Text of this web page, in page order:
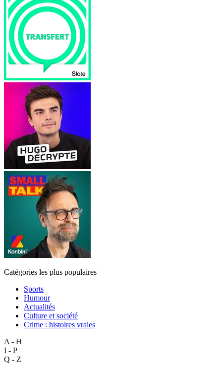
Catégories les plus populaires
Sports
Humour
Actualités
Culture et société
Crime : histoires vraies
A - H
I - P
Q - Z